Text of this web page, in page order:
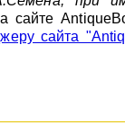
сайте
сайта